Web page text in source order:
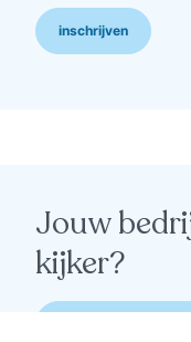
inschrijven
Jouw
kijker?